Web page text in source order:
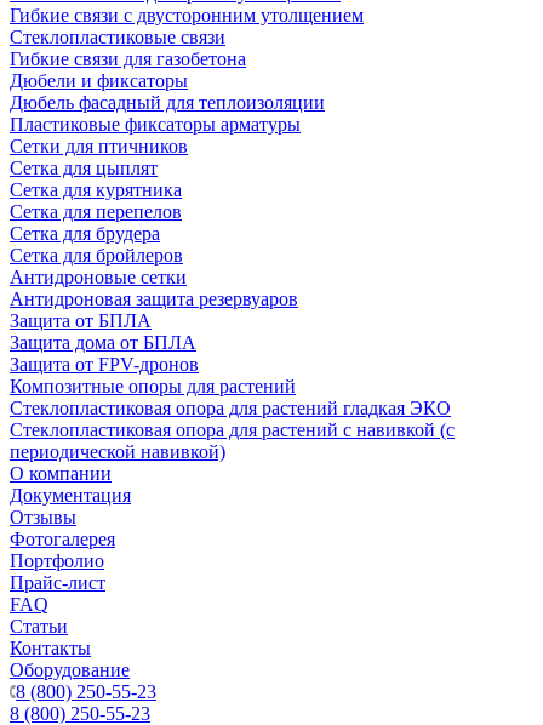
Гибкие связи с двусторонним утолщением
Стеклопластиковые связи
Гибкие связи для газобетона
Дюбели и фиксаторы
Дюбель фасадный для теплоизоляции
Пластиковые фиксаторы арматуры
Сетки для птичников
Сетка для цыплят
Сетка для курятника
Сетка для перепелов
Сетка для брудера
Сетка для бройлеров
Антидроновые сетки
Антидроновая защита резервуаров
Защита от БПЛА
Защита дома от БПЛА
Защита от FPV-дронов
Композитные опоры для растений
Стеклопластиковая опора для растений гладкая ЭКО
Стеклопластиковая опора для растений с навивкой (с
периодической навивкой)
О компании
Документация
Отзывы
Фотогалерея
Портфолио
Прайс-лист
FAQ
Статьи
Контакты
Оборудование
8 (800) 250-55-23
8 (800) 250-55-23